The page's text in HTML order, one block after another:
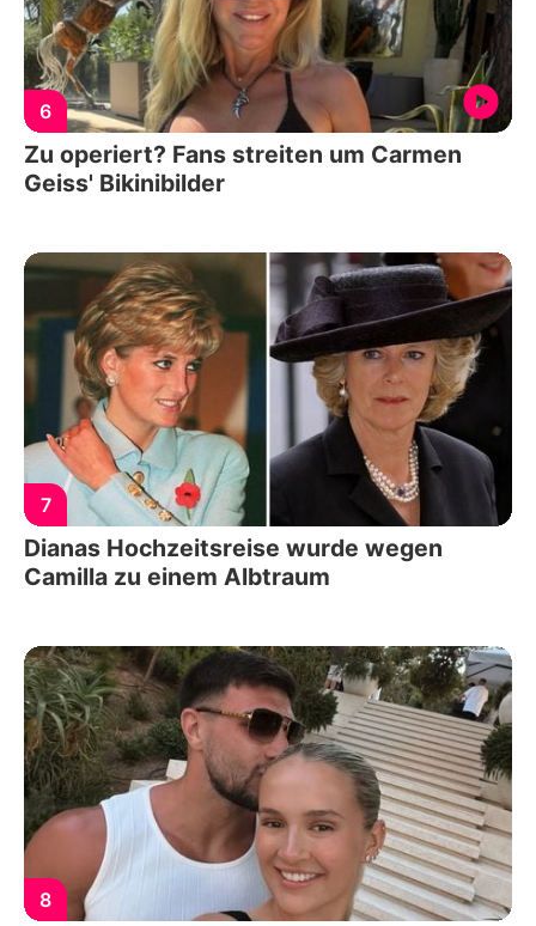
6
Zu operiert? Fans streiten um Carmen
Geiss' Bikinibilder
7
Dianas Hochzeitsreise wurde wegen
Camilla zu einem Albtraum
8